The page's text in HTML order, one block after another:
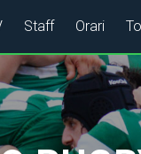
Staff Orari